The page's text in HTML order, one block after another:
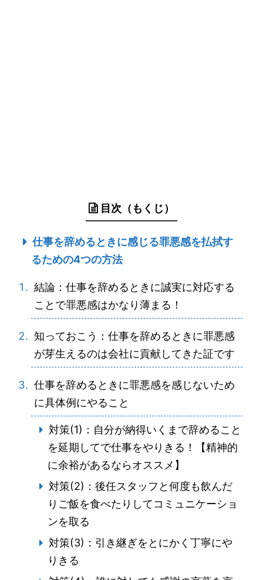
目次（もくじ）
仕事を辞めるときに感じる罪悪感を払拭す
るための4つの方法
結論：仕事を辞めるときに誠実に対応する
ことで罪悪感はかなり薄まる！
知っておこう：仕事を辞めるときに罪悪感
が芽生えるのは会社に貢献してきた証です
仕事を辞めるときに罪悪感を感じないため
に具体例にやること
対策(1)：自分が納得いくまで辞めること
を延期してで仕事をやりきる！【精神的
に余裕があるならオススメ】
対策(2)：後任スタッフと何度も飲んだ
りご飯を食べたりしてコミュニケーショ
ンを取る
対策(3)：引き継ぎをとにかく丁寧にや
りきる